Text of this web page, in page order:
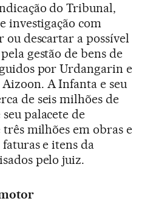
do Tribunal,
investigação com
ou descartar a possível
gestão de bens de
por Urdangarin e
A Infanta e seu
de seis milhões de
palacete de
três milhões em obras e
faturas e itens da
pelo juiz.